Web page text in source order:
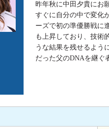
昨年秋に中田夕貴にお
すぐに自分の中で変化
ーズで初の準優勝戦に
も上昇しており、技術
うな結果を残せるよう
だった父のDNAを継ぐ